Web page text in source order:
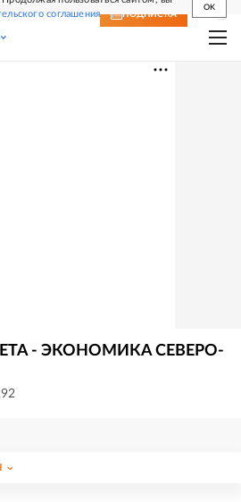
соглашения
OK
ПОДПИСКА
- ЭКОНОМИКА СЕВЕРО-